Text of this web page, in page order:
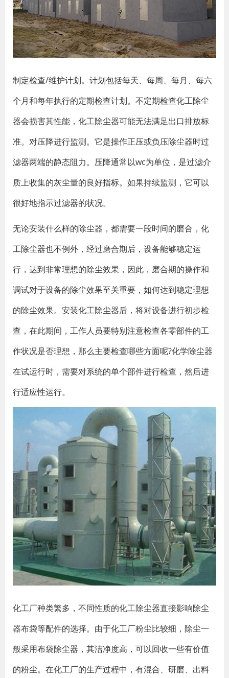
制定检查/维护计划。计划包括每天、每周、每月、每六
个月和每年执行的定期检查计划。不定期检查化工除尘
器会损害其性能，化工除尘器可能无法满足出口排放标
准。对压降进行监测。它是操作正压或负压除尘器时过
滤器两端的静态阻力。压降通常以wc为单位，是过滤介
质上收集的灰尘量的良好指标。如果持续监测，它可以
很好地指示过滤器的状况。
无论安装什么样的除尘器，都需要一段时间的磨合，化
工除尘器也不例外，经过磨合期后，设备能够稳定运
行，达到非常理想的除尘效果，因此，磨合期的操作和
调试对于设备的除尘效果至关重要，如何达到稳定理想
的除尘效果。安装化工除尘器后，将对设备进行初步检
查，在此期间，工作人员要特别注意检查各零部件的工
作状况是否理想，那么主要检查哪些方面呢?化学除尘器
在试运行时，需要对系统的单个部件进行检查，然后进
行适应性运行。
化工厂种类繁多，不同性质的化工除尘器直接影响除尘
器布袋等配件的选择。由于化工厂粉尘比较细，除尘一
般采用布袋除尘器，其洁净度高，可以回收一些有价值
的粉尘。在化工厂的生产过程中，有混合、研磨、出料